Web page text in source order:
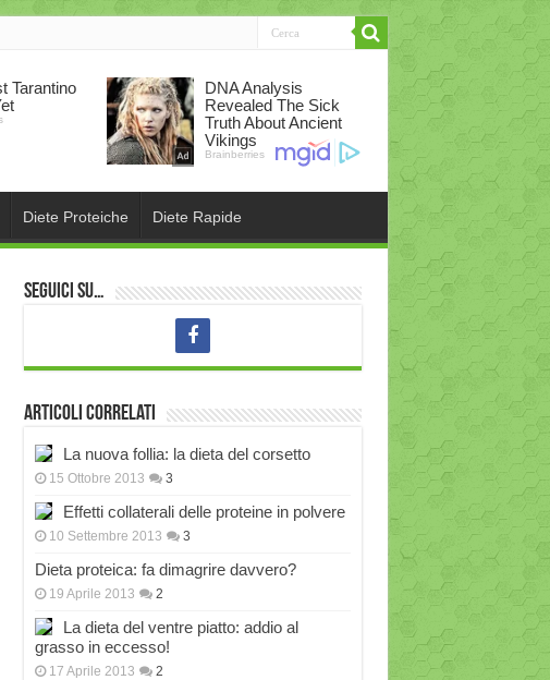
Diete Proteiche Diete Rapide
Seguici su…
Articoli correlati
La nuova follia: la dieta del corsetto
15 Ottobre 2013 3
Effetti collaterali delle proteine in polvere
10 Settembre 2013 3
Dieta proteica: fa dimagrire davvero?
19 Aprile 2013 2
La dieta del ventre piatto: addio al
grasso in eccesso!
17 Aprile 2013 2